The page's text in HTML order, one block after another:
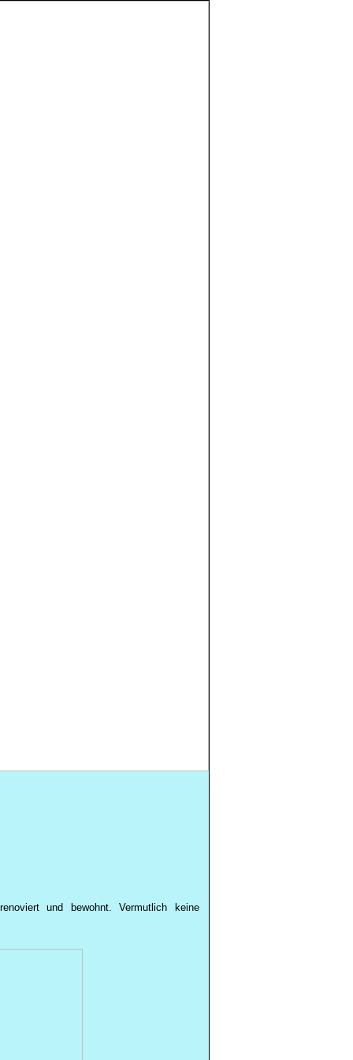
und bewohnt. Vermutlich keine